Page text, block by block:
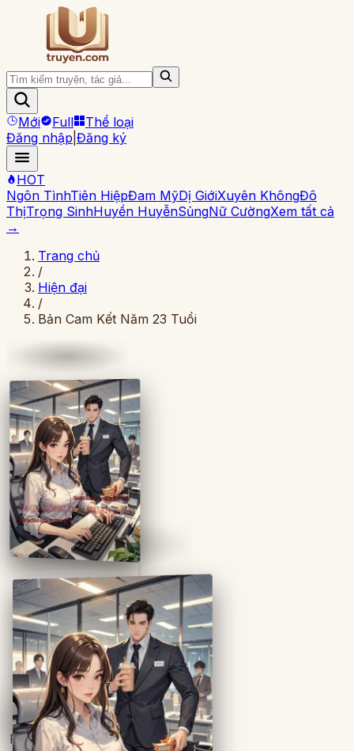
Mới Full
Thể loại
Đăng nhập Đăng ký
HOT
Ngôn TìnhTiên HiệpĐam MỹDị GiớiXuyên KhôngĐô
ThịTrọng SinhHuyền HuyễnSủngNữ CườngXem tất cả
→
Trang chủ
/
Hiện đại
/
Bản Cam Kết Năm 23 Tuổi
Full